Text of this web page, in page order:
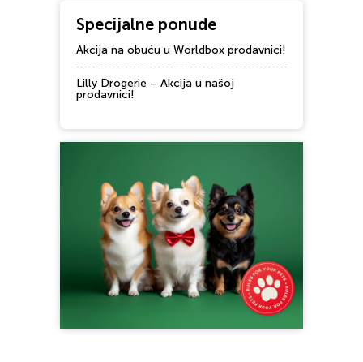
Specijalne ponude
Akcija na obuću u Worldbox prodavnici!
Lilly Drogerie – Akcija u našoj
prodavnici!